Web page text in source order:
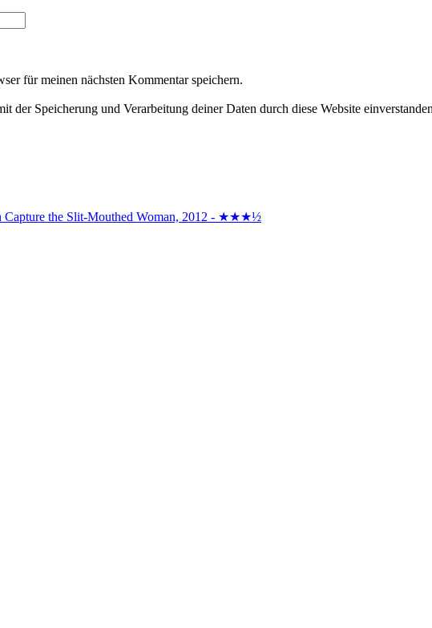
für meinen nächsten Kommentar speichern.
der Speicherung und Verarbeitung deiner Daten durch diese Website
Capture the Slit-Mouthed Woman, 2012 - ★★★½